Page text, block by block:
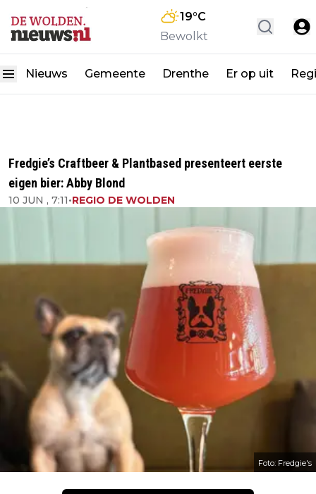
19°C
Bewolkt
Nieuws Gemeente Drenthe Er op uit
Fredgie’s Craftbeer & Plantbased presenteert eerste
eigen bier: Abby Blond
10 JUN , 7:11•REGIO DE WOLDEN
Foto: Fredgie's